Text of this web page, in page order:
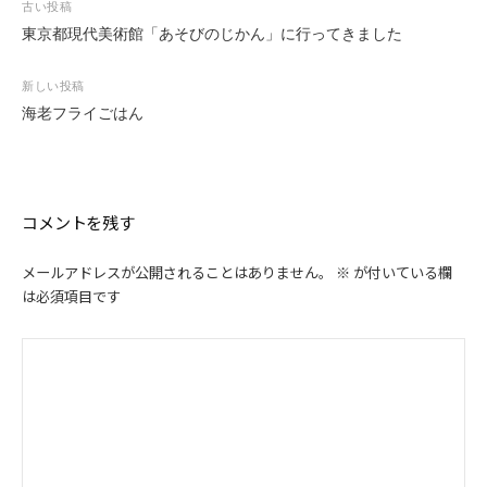
投
稿
ビ
ゲ
ン
古い投稿
東京都現代美術館「あそびのじかん」に行ってきました
新しい投稿
海老フライごはん
コメントを残す
メールアドレスが公開されることはありません。 ※ が付いている欄
は必須項目です